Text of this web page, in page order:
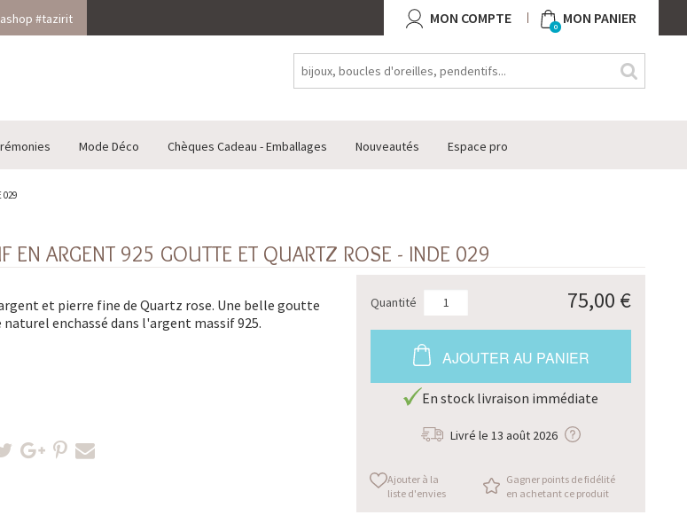
#tazirit MON COMPTE 0 MON PANIER
Mode Déco Chèques Cadeau - Emballages Nouveautés Espace pro
029
EN ARGENT 925 GOUTTE ET QUARTZ ROSE - INDE 029
et pierre fine de Quartz rose. Une belle goutte
naturel enchassé dans l'argent massif 925.
Quantité 75,00 €
AJOUTER AU PANIER
En stock livraison immédiate
Livré le13 août 2026
Ajouter à la
liste d'envies
Gagner points de fidélité
en achetant ce produit